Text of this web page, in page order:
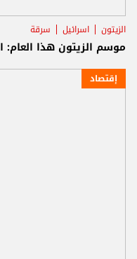
الزيتون اسرائيل سرقة
موسم الزيتون هذا
إقتصاد